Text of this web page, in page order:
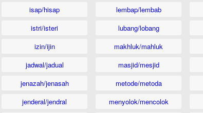
isap/hisap
istri/isteri
izin/ijin
jadwal/jadual
jenazah/jenasah
jenderal/jendral
lembap/lembab
lubang/lobang
makhluk/mahluk
masjid/mesjid
metode/metoda
menyolok/mencolok